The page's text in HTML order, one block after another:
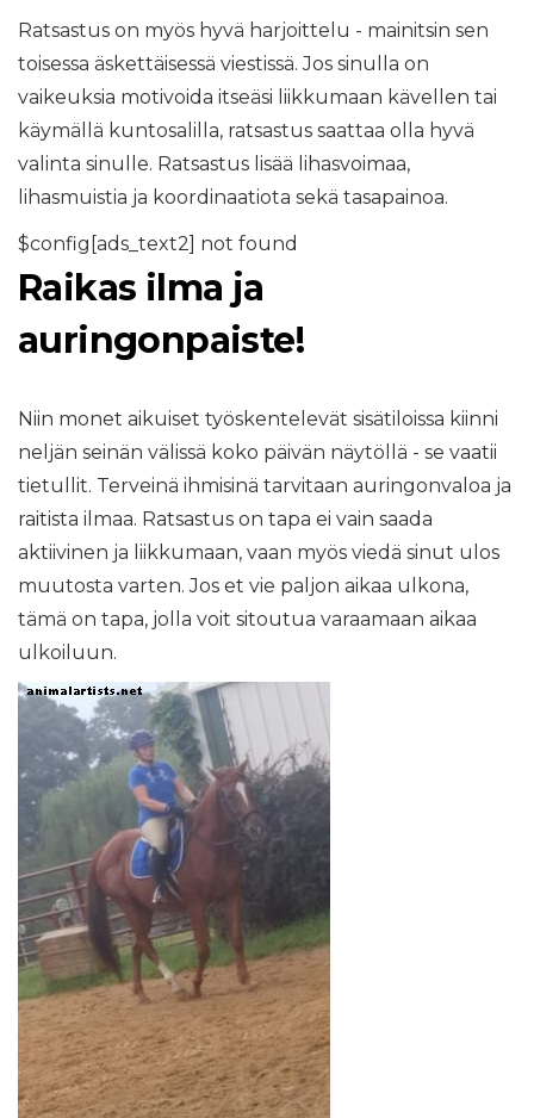
Ratsastus on myös hyvä harjoittelu - mainitsin sen
toisessa äskettäisessä viestissä. Jos sinulla on
vaikeuksia motivoida itseäsi liikkumaan kävellen tai
käymällä kuntosalilla, ratsastus saattaa olla hyvä
valinta sinulle. Ratsastus lisää lihasvoimaa,
lihasmuistia ja koordinaatiota sekä tasapainoa.
$config[ads_text2] not found
Raikas ilma ja
auringonpaiste!
Niin monet aikuiset työskentelevät sisätiloissa kiinni
neljän seinän välissä koko päivän näytöllä - se vaatii
tietullit. Terveinä ihmisinä tarvitaan auringonvaloa ja
raitista ilmaa. Ratsastus on tapa ei vain saada
aktiivinen ja liikkumaan, vaan myös viedä sinut ulos
muutosta varten. Jos et vie paljon aikaa ulkona,
tämä on tapa, jolla voit sitoutua varaamaan aikaa
ulkoiluun.